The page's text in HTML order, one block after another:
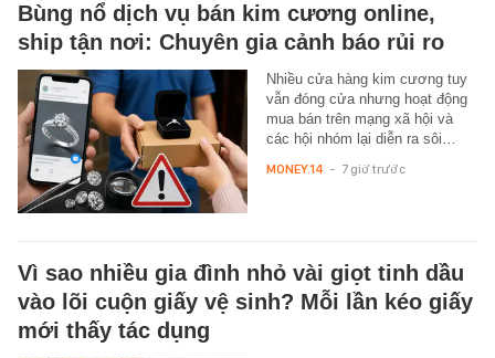
Bùng nổ dịch vụ bán kim cương online,
ship tận nơi: Chuyên gia cảnh báo rủi ro
Nhiều cửa hàng kim cương tuy
vẫn đóng cửa nhưng hoạt động
mua bán trên mạng xã hội và
các hội nhóm lại diễn ra sôi…
MONEY.14 - 7 giờ trước
Vì sao nhiều gia đình nhỏ vài giọt tinh dầu
vào lõi cuộn giấy vệ sinh? Mỗi lần kéo giấy
mới thấy tác dụng